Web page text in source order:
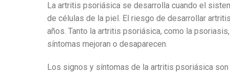
La artritis psoriásica se desarrolla cuando el
de células de la piel. El riesgo de desarrollar
años. Tanto la artritis psoriásica, como la
síntomas mejoran o desaparecen.
Los signos y síntomas de la artritis psoriásica